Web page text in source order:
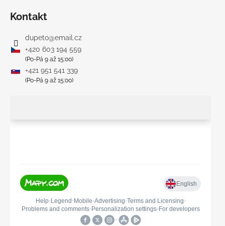
Kontakt
dupeto@email.cz
+420 603 194 559
(Po-Pá 9 až 15:00)
+421 951 541 339
(Po-Pá 9 až 15:00)